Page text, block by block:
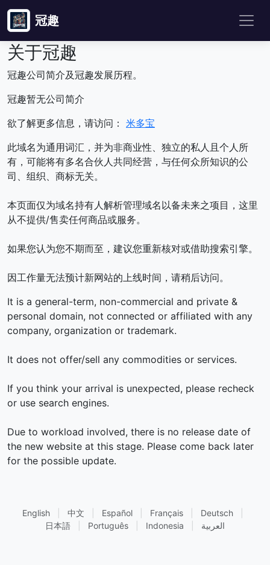
冠趣
关于冠趣
冠趣公司简介及冠趣发展历程。
冠趣暂无公司简介
欲了解更多信息，请访问： 米多宝
此域名为通用词汇，并为非商业性、独立的私人且个人所
有，可能将有多名合伙人共同经营，与任何众所知识的公
司、组织、商标无关。
本页面仅为域名持有人解析管理域名以备未来之项目，这里
从不提供/售卖任何商品或服务。
如果您认为您不期而至，建议您重新核对或借助搜索引擎。
因工作量无法预计新网站的上线时间，请稍后访问。
It is a general-term, non-commercial and private &
personal domain, not connected or affiliated with any
company, organization or trademark.
It does not offer/sell any commodities or services.
If you think your arrival is unexpected, please recheck
or use search engines.
Due to workload involved, there is no release date of
the new website at this stage. Please come back later
for the possible update.
English 中文 Español Français Deutsch
日本語
Português Indonesia العربية